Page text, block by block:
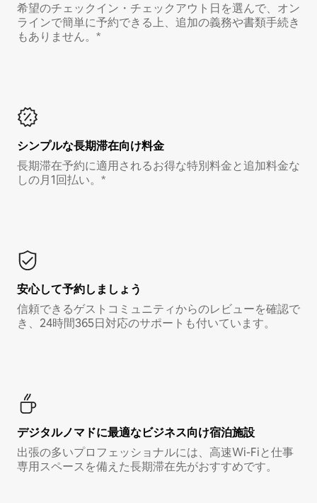
希望のチェックイン・チェックアウト日を選んで、オン
ラインで簡単に予約できる上、追加の義務や書類手続き
もありません。*
シンプルな長期滞在向け料金
長期滞在予約に適用されるお得な特別料金と追加料金な
しの月1回払い。*
安心して予約しましょう
信頼できるゲストコミュニティからのレビューを確認で
き、24時間365日対応のサポートも付いています。
デジタルノマド⁠に最⁠適⁠なビ⁠ジ⁠ネ⁠ス⁠向⁠け宿⁠泊⁠施⁠設
出張の多いプロフェッショナルには、高速Wi-Fiと仕事
専用スペースを備えた長期滞在先がおすすめです。